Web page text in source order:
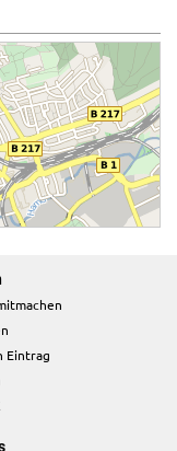
Eintrag